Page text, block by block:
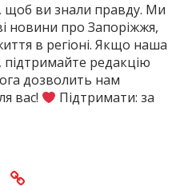
щоб ви знали правду. Ми
новини про Запоріжжя,
в регіоні. Якщо наша
редакцію
дозволить нам
вас!
Підтримати: за